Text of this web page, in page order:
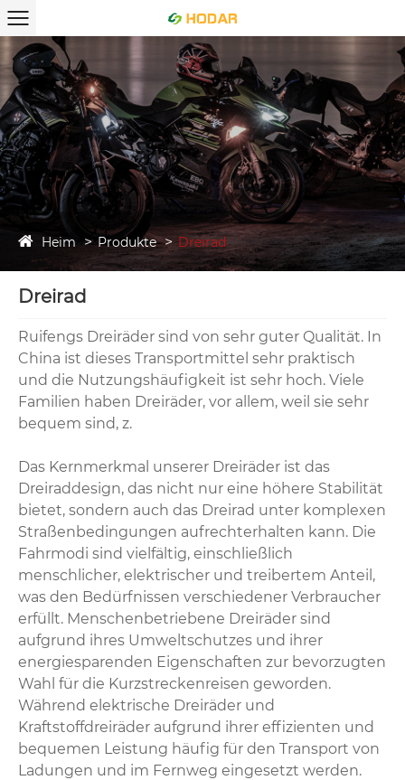
Heim Produkte Dreirad
Dreirad
Ruifengs Dreiräder sind von sehr guter Qualität. In
China ist dieses Transportmittel sehr praktisch
und die Nutzungshäufigkeit ist sehr hoch. Viele
Familien haben Dreiräder, vor allem, weil sie sehr
bequem sind, z.
Das Kernmerkmal unserer Dreiräder ist das
Dreiraddesign, das nicht nur eine höhere Stabilität
bietet, sondern auch das Dreirad unter komplexen
Straßenbedingungen aufrechterhalten kann. Die
Fahrmodi sind vielfältig, einschließlich
menschlicher, elektrischer und treibertem Anteil,
was den Bedürfnissen verschiedener Verbraucher
erfüllt. Menschenbetriebene Dreiräder sind
aufgrund ihres Umweltschutzes und ihrer
energiesparenden Eigenschaften zur bevorzugten
Wahl für die Kurzstreckenreisen geworden.
Während elektrische Dreiräder und
Kraftstoffdreiräder aufgrund ihrer effizienten und
bequemen Leistung häufig für den Transport von
Ladungen und im Fernweg eingesetzt werden.